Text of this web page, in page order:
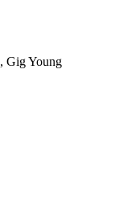
, Gig Young